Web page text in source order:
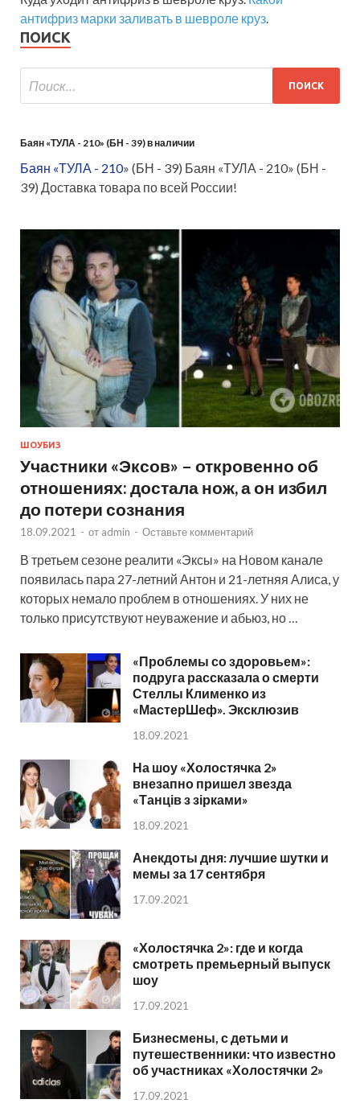
антифриз марки заливать в шевроле круз.
ПОИСК
Баян «ТУЛА - 210» (БН - 39) в наличии
Баян «ТУЛА - 210» (БН - 39) Баян «ТУЛА - 210» (БН -
39) Доставка товара по всей России!
ШОУБИЗ
Участники «Эксов» – откровенно об
отношениях: достала нож, а он избил
до потери сознания
18.09.2021 - от admin - Оставьте комментарий
В третьем сезоне реалити «Эксы» на Новом канале
появилась пара 27-летний Антон и 21-летняя Алиса, у
которых немало проблем в отношениях. У них не
только присутствуют неуважение и абьюз, но …
«Проблемы со здоровьем»:
подруга рассказала о смерти
Стеллы Клименко из
«МастерШеф». Эксклюзив
18.09.2021
На шоу «Холостячка 2»
внезапно пришел звезда
«Танців з зірками»
18.09.2021
Анекдоты дня: лучшие шутки и
мемы за 17 сентября
17.09.2021
«Холостячка 2»: где и когда
смотреть премьерный выпуск
шоу
17.09.2021
Бизнесмены, с детьми и
путешественники: что известно
об участниках «Холостячки 2»
17.09.2021